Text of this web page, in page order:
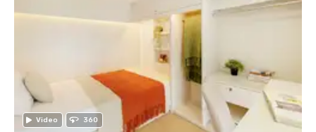
Video 360